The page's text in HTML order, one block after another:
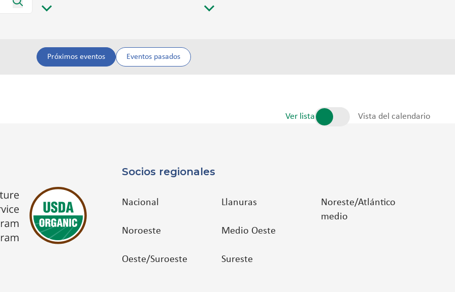
Próximos eventos Eventos pasados
Ver lista Vista del calendario
Socios regionales
Nacional
Noroeste
Oeste/Suroeste
Llanuras
Medio Oeste
Sureste
Noreste/Atlántico
medio